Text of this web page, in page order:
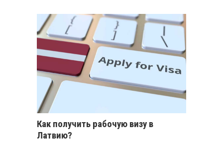
Как получить рабочую визу в
Латвию?